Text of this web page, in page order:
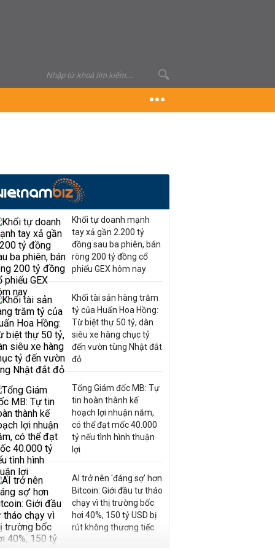
Khối tự doanh mạnh
tay xả gần 2.200 tỷ
đồng sau ba phiên, bán
ròng 200 tỷ đồng cổ
phiếu GEX hôm nay
Khối tài sản hàng trăm
tỷ của Huấn Hoa Hồng:
Từ biệt thự 50 tỷ, dàn
siêu xe hàng chục tỷ
đến vườn tùng Nhật đắt
đỏ
Tổng Giám đốc MB: Tự
tin hoàn thành kế
hoạch lợi nhuận năm,
có thể đạt mốc 40.000
tỷ nếu tình hình thuận
lợi
AI trở nên 'đáng sợ' hơn
Bitcoin: Giới đầu tư tháo
chạy vì thị trường bốc
hơi 40%, 150 tỷ USD bị
rút không thương tiếc